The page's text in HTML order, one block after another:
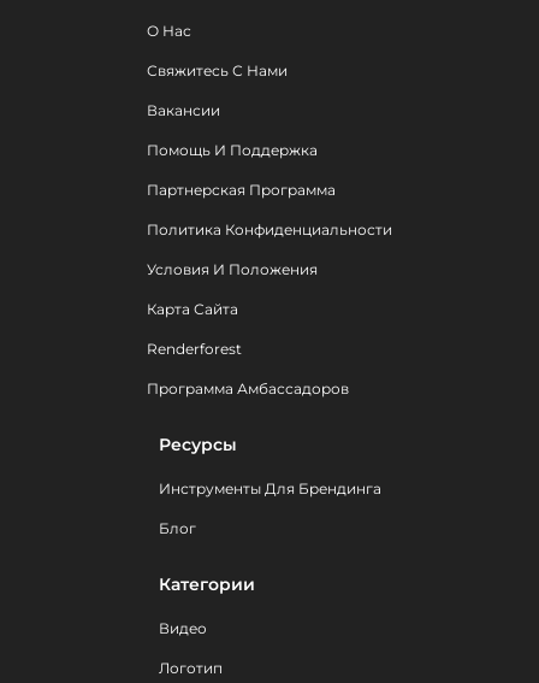
О Нас
Свяжитесь С Нами
Вакансии
Помощь И Поддержка
Партнерская Программа
Политика Конфиденциальности
Условия И Положения
Карта Сайта
Renderforest
Программа Амбассадоров
Ресурсы
Инструменты Для Брендинга
Блог
Категории
Видео
Логотип